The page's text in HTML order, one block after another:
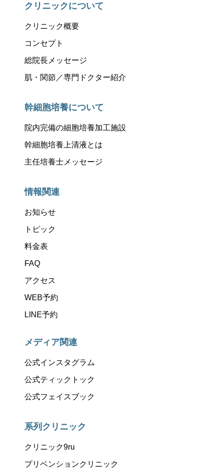
クリニックについて
クリニック概要
コンセプト
総院長メッセージ
肌・関節／専門ドクター紹介
幹細胞培養について
院内完備の細胞培養加工施設
幹細胞培養上清液とは
主任培養士メッセージ
情報関連
お知らせ
トピック
料金表
FAQ
アクセス
WEB予約
LINE予約
メディア関連
公式インスタグラム
公式ティックトック
公式フェイスブック
系列クリニック
クリニック9ru
プリベンションクリニック